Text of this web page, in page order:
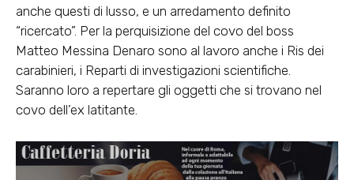
anche questi di lusso, e un arredamento definito
“ricercato”. Per la perquisizione del covo del boss
Matteo Messina Denaro sono al lavoro anche i Ris dei
carabinieri, i Reparti di investigazioni scientifiche.
Saranno loro a repertare gli oggetti che si trovano nel
covo dell’ex latitante.